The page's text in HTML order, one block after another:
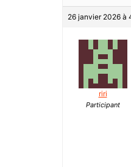
26 janvier 2026 à
riri
Participant